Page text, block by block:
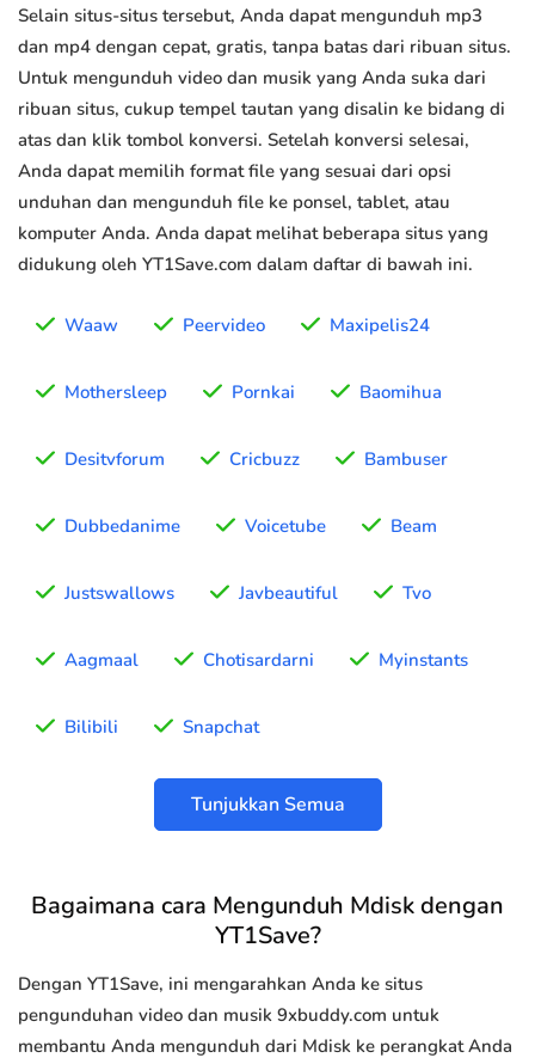
Selain situs-situs tersebut, Anda dapat mengunduh mp3
dan mp4 dengan cepat, gratis, tanpa batas dari ribuan situs.
Untuk mengunduh video dan musik yang Anda suka dari
ribuan situs, cukup tempel tautan yang disalin ke bidang di
atas dan klik tombol konversi. Setelah konversi selesai,
Anda dapat memilih format file yang sesuai dari opsi
unduhan dan mengunduh file ke ponsel, tablet, atau
komputer Anda. Anda dapat melihat beberapa situs yang
didukung oleh YT1Save.com dalam daftar di bawah ini.
Waaw Peervideo Maxipelis24
Mothersleep Pornkai Baomihua
Desitvforum Cricbuzz Bambuser
Dubbedanime Voicetube Beam
Justswallows Javbeautiful Tvo
Aagmaal Chotisardarni Myinstants
Bilibili Snapchat
Tunjukkan Semua
Bagaimana cara Mengunduh Mdisk dengan
YT1Save?
Dengan YT1Save, ini mengarahkan Anda ke situs
pengunduhan video dan musik 9xbuddy.com untuk
membantu Anda mengunduh dari Mdisk ke perangkat Anda